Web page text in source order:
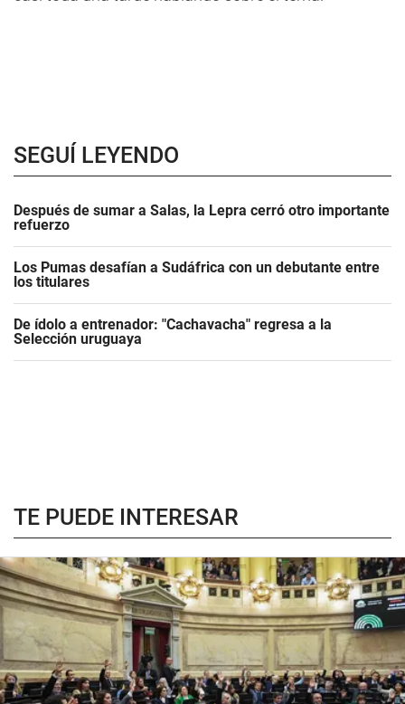
SEGUÍ LEYENDO
Después de sumar a Salas, la Lepra cerró otro importante
refuerzo
Los Pumas desafían a Sudáfrica con un debutante entre
los titulares
De ídolo a entrenador: "Cachavacha" regresa a la
Selección uruguaya
TE PUEDE INTERESAR